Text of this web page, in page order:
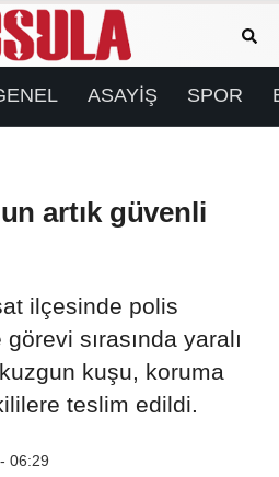
ASAYİŞ SPOR
artık güvenli
ilçesinde polis
sırasında yaralı
kuşu, koruma
teslim edildi.
06:29